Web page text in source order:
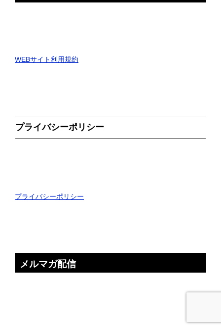
WEBサイト利用規約
プライバシーポリシー
プライバシーポリシー
メルマガ配信